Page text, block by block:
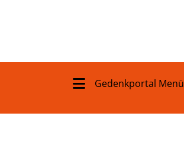
Gedenkportal Menü